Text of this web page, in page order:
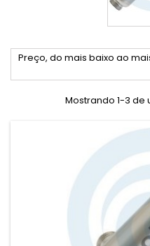
Preço, do mais baixo ao
Mostrando 1-3 de